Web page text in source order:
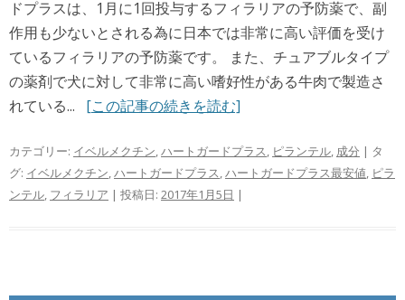
ドプラスは、1月に1回投与するフィラリアの予防薬で、副
作用も少ないとされる為に日本では非常に高い評価を受け
ているフィラリアの予防薬です。 また、チュアブルタイプ
の薬剤で犬に対して非常に高い嗜好性がある牛肉で製造さ
れている... [この記事の続きを読む]
カテゴリー: イベルメクチン,ハートガードプラス, ピランテル, 成分 | タ
グ: イベルメクチン,ハートガードプラス,ハートガードプラス最安値, ピラ
ンテル, フィラリア | 投稿日: 2017年1月5日 |